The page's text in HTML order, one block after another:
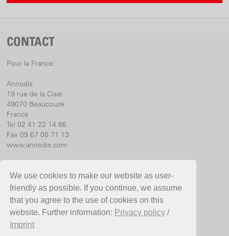
We use cookies to make our website as user-
friendly as possible. If you continue, we assume
that you agree to the use of cookies on this
website. Further information: Privacy policy /
Imprint
CONTACT
Pour la France:
Annodis
19 rue de la Claie
49070 Beaucouzé
France
Tel 02 41 22 14 86
Fax 09 67 08 71 13
www.annodis.com
Birchmeier Sprühtechnik AG
Im Stetterfeld 1
5608 Stetten
Suisse
Telefon +41 56 485 81 81